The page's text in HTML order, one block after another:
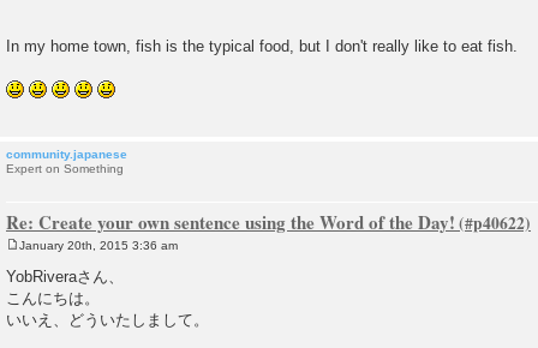
In my home town, fish is the typical food, but I don't really like to eat fish.
community.japanese
Expert on Something
Re: Create your own sentence using the Word of the Day!
o
s
January 20th, 2015 3:36 am
YobRiveraさん、
こんにちは。
いいえ、どういたしまして。